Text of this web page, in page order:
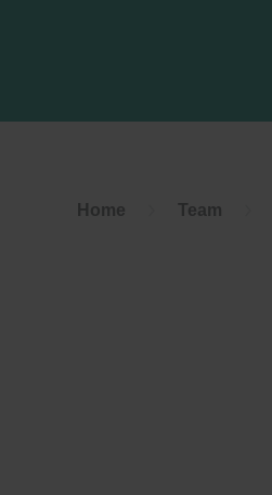
Home Team